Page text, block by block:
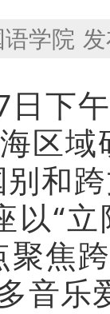
学院
下
区
别和
以“立
聚焦
音乐